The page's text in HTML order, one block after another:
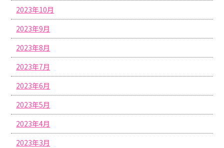
2023年10月
2023年9月
2023年8月
2023年7月
2023年6月
2023年5月
2023年4月
2023年3月